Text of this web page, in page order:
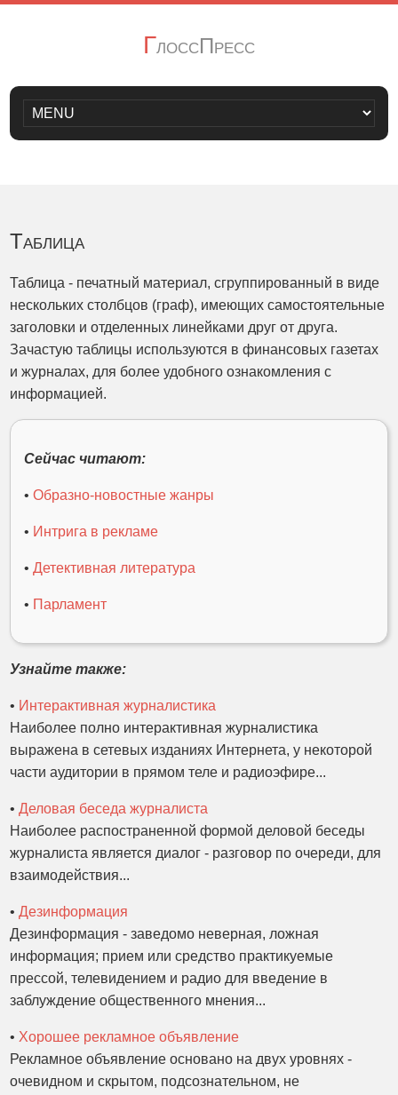
ГлоссПресс
Таблица
Таблица - печатный материал, сгруппированный в виде
нескольких столбцов (граф), имеющих самостоятельные
заголовки и отделенных линейками друг от друга.
Зачастую таблицы используются в финансовых газетах
и журналах, для более удобного ознакомления с
информацией.
Сейчас читают:
•Образно-новостные жанры
• Интрига в рекламе
•Детективная литература
• Парламент
Узнайте также:
• Интерактивная журналистика
Наиболее полно интерактивная журналистика
выражена в сетевых изданиях Интернета, у некоторой
части аудитории в прямом теле и радиоэфире...
•Деловая беседа журналиста
Наиболее распостраненной формой деловой беседы
журналиста является диалог - разговор по очереди, для
взаимодействия...
•Дезинформация
Дезинформация - заведомо неверная, ложная
информация; прием или средство практикуемые
прессой, телевидением и радио для введение в
заблуждение общественного мнения...
• Хорошее рекламное объявление
Рекламное объявление основано на двух уровнях -
очевидном и скрытом, подсознательном, не